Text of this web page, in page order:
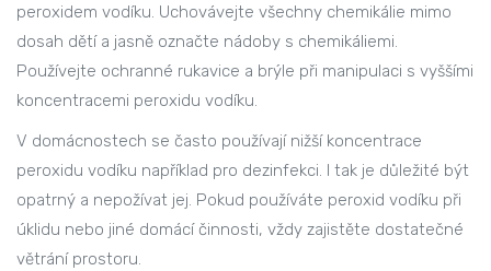
peroxidem vodíku. Uchovávejte všechny chemikálie mimo
dosah dětí a jasně označte nádoby s chemikáliemi.
Používejte ochranné rukavice a brýle při manipulaci s vyššími
koncentracemi peroxidu vodíku.
V domácnostech se často používají nižší koncentrace
peroxidu vodíku například pro dezinfekci. I tak je důležité být
opatrný a nepožívat jej. Pokud používáte peroxid vodíku při
úklidu nebo jiné domácí činnosti, vždy zajistěte dostatečné
větrání prostoru.